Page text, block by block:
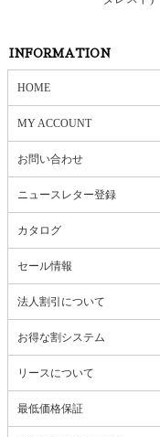
INFORMATION
HOME
MY ACCOUNT
お問い合わせ
ニュースレター登録
カタログ
セール情報
法人割引について
お得な割システム
リースについて
最低価格保証